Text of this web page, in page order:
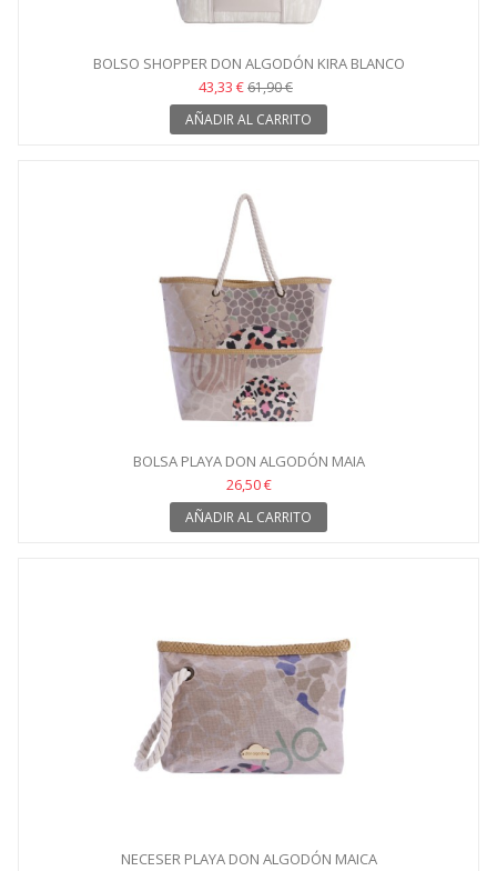
BOLSO SHOPPER DON ALGODÓN KIRA BLANCO
43,33 €61,90 €
AÑADIR AL CARRITO
BOLSA PLAYA DON ALGODÓN MAIA
26,50 €
AÑADIR AL CARRITO
NECESER PLAYA DON ALGODÓN MAICA